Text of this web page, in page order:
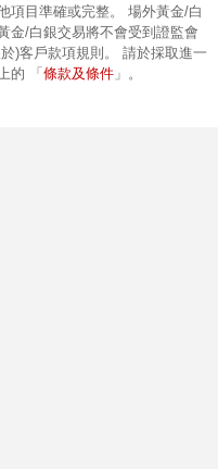
項目準確或完整。 場外黃金/白
金/白銀交易將不會受到證監會
)客戶款項規則。 請於採取進一
的 「 條款及條件 」。